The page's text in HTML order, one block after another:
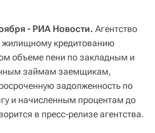
- РИА Новости. Агентство
жилищному кредитованию
объеме пени по закладным и
займам заемщикам,
задолженность по
и начисленным процентам до
в пресс-релизе агентства.